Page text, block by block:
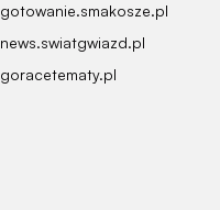
gotowanie.smakosze.pl
news.swiatgwiazd.pl
goracetematy.pl